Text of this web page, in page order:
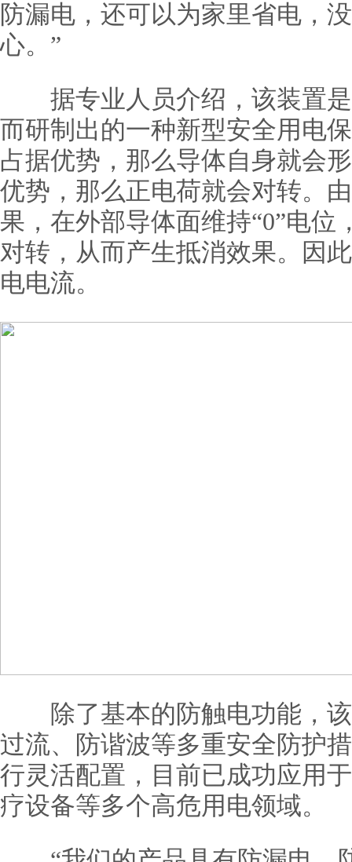
防漏电，还可以为家里省电，
心。”
据专业人员介绍，该装置是
而研制出的一种新型安全用电
占据优势，那么导体自身就会
优势，那么正电荷就会对转。
果，在外部导体面维持“0”电位
对转，从而产生抵消效果。因
电电流。
除了基本的防触电功能，该
过流、防谐波等多重安全防护
行灵活配置，目前已成功应用
疗设备等多个高危用电领域。